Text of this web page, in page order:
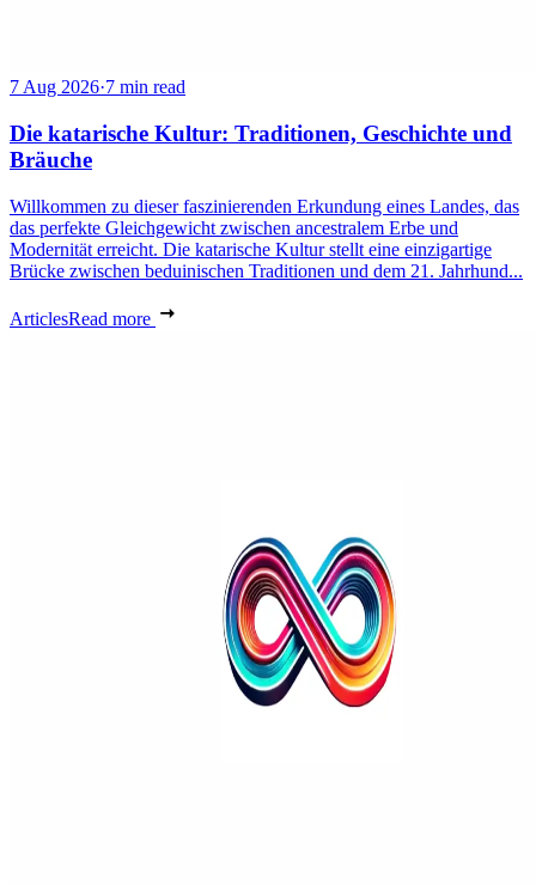
7 Aug 2026·7 min read
Die katarische Kultur: Traditionen, Geschichte und
Bräuche
Willkommen zu dieser faszinierenden Erkundung eines Landes, das
das perfekte Gleichgewicht zwischen ancestralem Erbe und
Modernität erreicht. Die katarische Kultur stellt eine einzigartige
Brücke zwischen beduinischen Traditionen und dem 21. Jahrhund...
ArticlesRead more